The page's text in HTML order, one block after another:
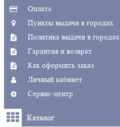
Оплата
Пункты выдачи в городах
Политика выдачи в городах
Гарантия и возврат
Как оформить заказ
Личный кабинет
Сервис-центр
Каталог